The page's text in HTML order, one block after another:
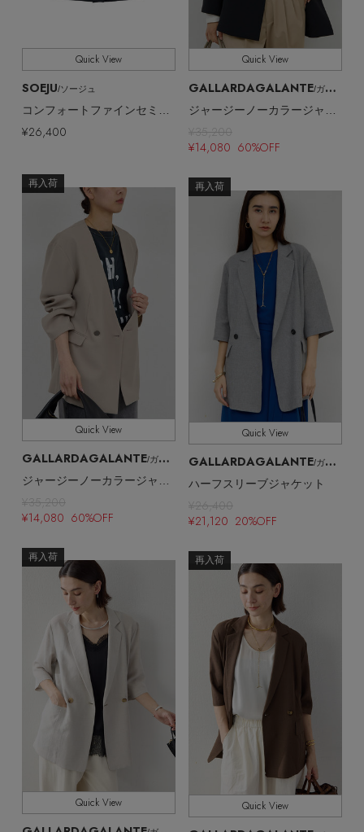
Quick View
SOEJU/ソージュ
コンフォートファインセミダブルジャケット
¥26,400
Quick View
GALLARDAGALANTE/ガリャルダガランテ
ジャージーノーカラージャケット
¥35,200
¥14,080 60%OFF
再入荷
Quick View
GALLARDAGALANTE/ガリャルダガランテ
¥35,200
¥14,080 60%OFF
再入荷
Quick View
GALLARDAGALANTE/ガリャルダガランテ
ハーフスリーブジャケット
¥26,400
¥21,120 20%OFF
再入荷
Quick View
再入荷
Quick View